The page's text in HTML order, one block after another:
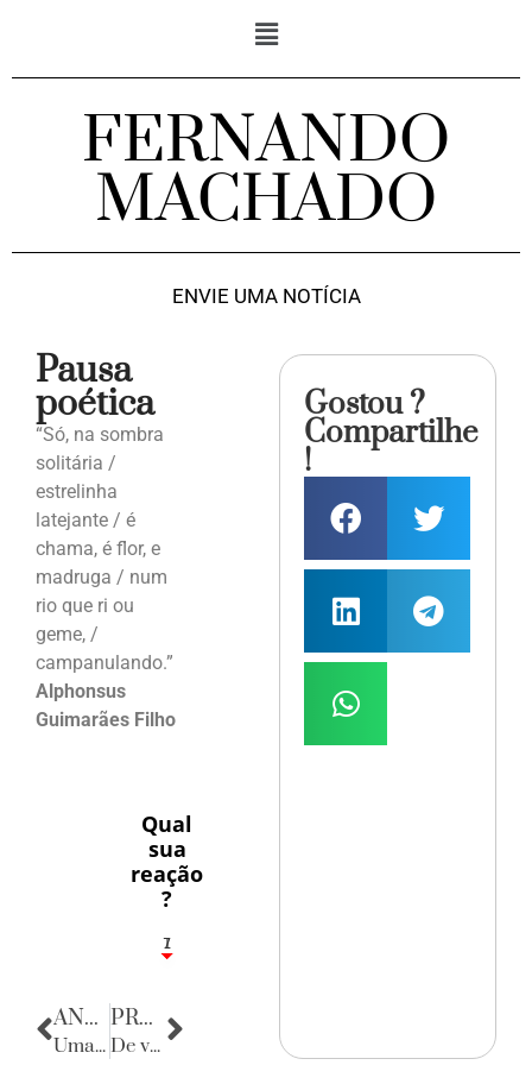
FERNANDO
MACHADO
ENVIE UMA NOTÍCIA
Pausa
poética
“Só, na sombra
solitária /
estrelinha
latejante / é
chama, é flor, e
madruga / num
rio que ri ou
geme, /
campanulando.”
Alphonsus
Guimarães Filho
Qual
sua
reação
?
1
7
ANTERIOR
Uma noite inesquecível
PRÓXIMA
De volta para o passado
Gostou ?
Compartilhe
!